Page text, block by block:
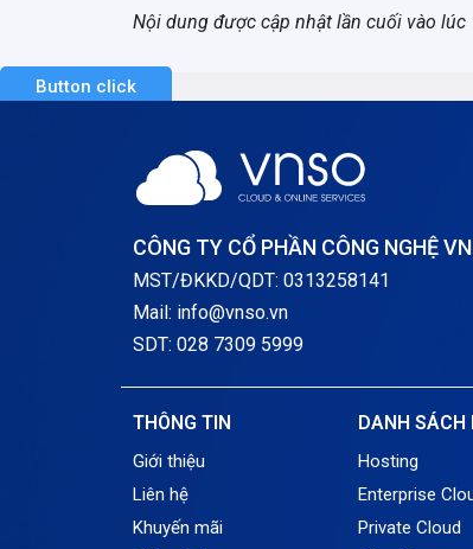
Nội dung được cập nhật lần cuối vào
Button click
CÔNG TY CỔ PHẦN CÔNG NGHỆ
MST/ĐKKD/QDT: 0313258141
Mail: info@vnso.vn
SDT: 028 7309 5999
THÔNG TIN
Giới thiệu
Liên hệ
Khuyến mãi
DANH SÁCH
Hosting
Enterprise
Private Cloud